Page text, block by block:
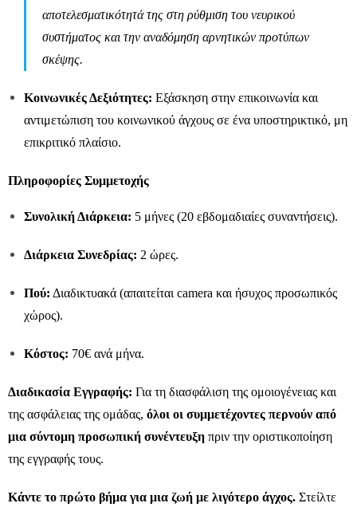
αποτελεσματικότητά της στη ρύθμιση του νευρικού
συστήματος και την αναδόμηση αρνητικών προτύπων
σκέψης.
Κοινωνικές Δεξιότητες: Εξάσκηση στην επικοινωνία και
αντιμετώπιση του κοινωνικού άγχους σε ένα υποστηρικτικό, μη
επικριτικό πλαίσιο.
Πληροφορίες Συμμετοχής
Συνολική Διάρκεια: 5 μήνες (20 εβδομαδιαίες συναντήσεις).
Διάρκεια Συνεδρίας: 2 ώρες.
Πού: Διαδικτυακά (απαιτείται camera και ήσυχος προσωπικός
χώρος).
Κόστος: 70€ ανά μήνα.
Διαδικασία Εγγραφής: Για τη διασφάλιση της ομοιογένειας και
της ασφάλειας της ομάδας, όλοι οι συμμετέχοντες περνούν από
μια σύντομη προσωπική συνέντευξη πριν την οριστικοποίηση
της εγγραφής τους.
Κάντε το πρώτο βήμα για μια ζωή με λιγότερο άγχος. Στείλτε